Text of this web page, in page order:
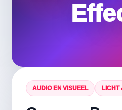
AUDIO EN VISUEEL LICHT